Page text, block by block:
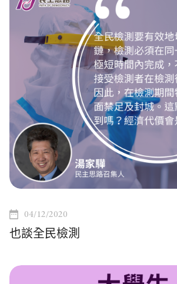
04/12/2020
也談全民檢測